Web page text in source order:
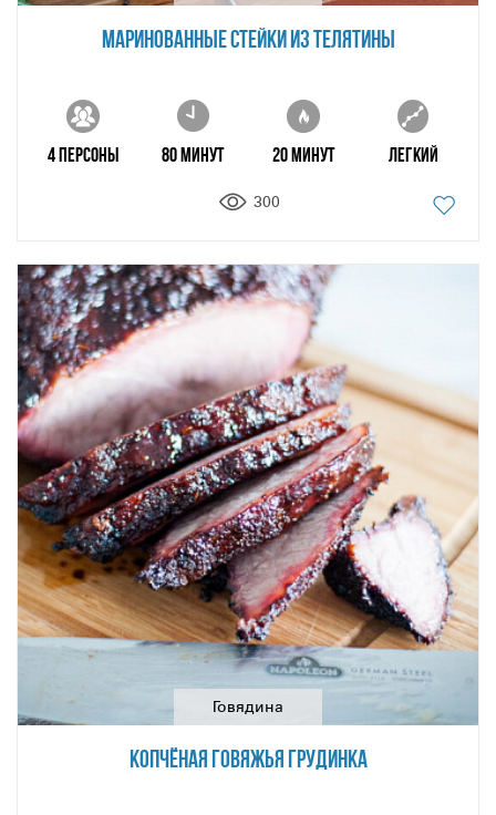
МАРИНОВАННЫЕ СТЕЙКИ ИЗ ТЕЛЯТИНЫ
4 персоны 80 минут 20 минут Легкий
300
Говядина
КОПЧЁНАЯ ГОВЯЖЬЯ ГРУДИНКА